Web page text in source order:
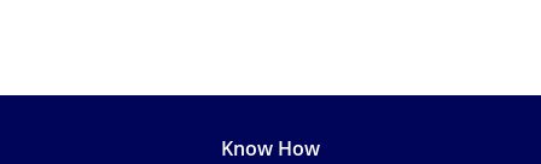
Know How